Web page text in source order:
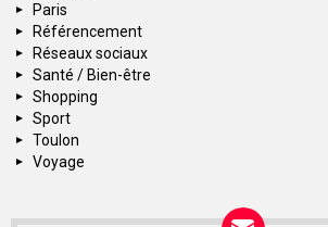
Paris
Référencement
Réseaux sociaux
Santé / Bien-être
Shopping
Sport
Toulon
Voyage